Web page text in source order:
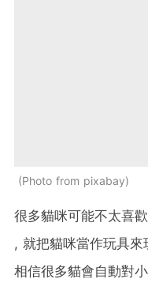
Photo from pixabay
很多貓咪可能不太喜
, 就把貓咪當作玩具來
相信很多貓會自動對